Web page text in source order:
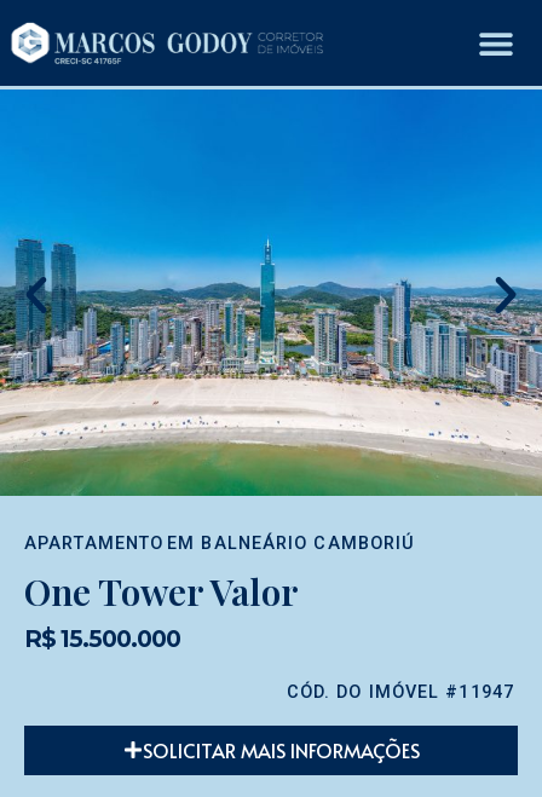
APARTAMENTO EM BALNEÁRIO CAMBORIÚ
One Tower Valor
R$ 15.500.000
CÓD. DO IMÓVEL #11947
SOLICITAR MAIS INFORMAÇÕES